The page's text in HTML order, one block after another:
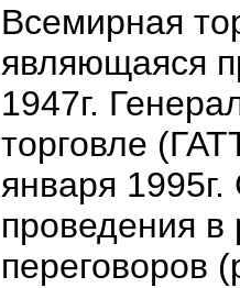
Всемирная
являющаяся
1947г.
торговле
января
проведения в
переговоров